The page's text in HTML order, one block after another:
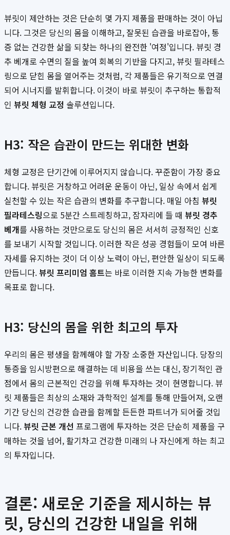
뷰릿이 제안하는 것은 단순히 몇 가지 제품을 판매하는 것이 아닙
니다. 그것은 당신의 몸을 이해하고, 잘못된 습관을 바로잡아, 통
증 없는 건강한 삶을 되찾는 하나의 완전한 '여정'입니다. 뷰릿 경
추 베개로 수면의 질을 높여 회복의 기반을 다지고, 뷰릿 필라테스
링으로 닫힌 몸을 열어주는 것처럼, 각 제품들은 유기적으로 연결
되어 시너지를 발휘합니다. 이것이 바로 뷰릿이 추구하는 통합적
인 뷰릿 체형 교정 솔루션입니다.
H3: 작은 습관이 만드는 위대한 변화
체형 교정은 단기간에 이루어지지 않습니다. 꾸준함이 가장 중요
합니다. 뷰릿은 거창하고 어려운 운동이 아닌, 일상 속에서 쉽게
실천할 수 있는 작은 습관의 변화를 추구합니다. 매일 아침 뷰릿
필라테스링으로 5분간 스트레칭하고, 잠자리에 들 때 뷰릿 경추
베개를 사용하는 것만으로도 당신의 몸은 서서히 긍정적인 신호
를 보내기 시작할 것입니다. 이러한 작은 성공 경험들이 모여 바른
자세를 유지하는 것이 더 이상 노력이 아닌, 편안한 일상이 되도록
만듭니다.뷰릿 프리미엄 홈트는 바로 이러한 지속 가능한 변화를
목표로 합니다.
H3: 당신의 몸을 위한 최고의 투자
우리의 몸은 평생을 함께해야 할 가장 소중한 자산입니다. 당장의
통증을 임시방편으로 해결하는 데 비용을 쓰는 대신, 장기적인 관
점에서 몸의 근본적인 건강을 위해 투자하는 것이 현명합니다. 뷰
릿 제품들은 최상의 소재와 과학적인 설계를 통해 만들어져, 오랜
기간 당신의 건강한 습관을 함께할 든든한 파트너가 되어줄 것입
니다.뷰릿 근본 개선 프로그램에 투자하는 것은 단순히 제품을 구
매하는 것을 넘어, 활기차고 건강한 미래의 나 자신에게 하는 최고
의 투자입니다.
결론: 새로운 기준을 제시하는 뷰
릿, 당신의 건강한 내일을 위해